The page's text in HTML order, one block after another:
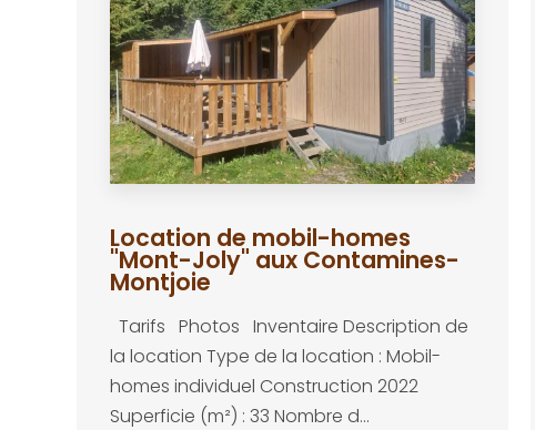
Location de mobil-homes
"Mont-Joly" aux Contamines-
Montjoie
Tarifs Photos Inventaire Description de
la location Type de la location : Mobil-
homes individuel Construction 2022
Superficie (m²) : 33 Nombre d...